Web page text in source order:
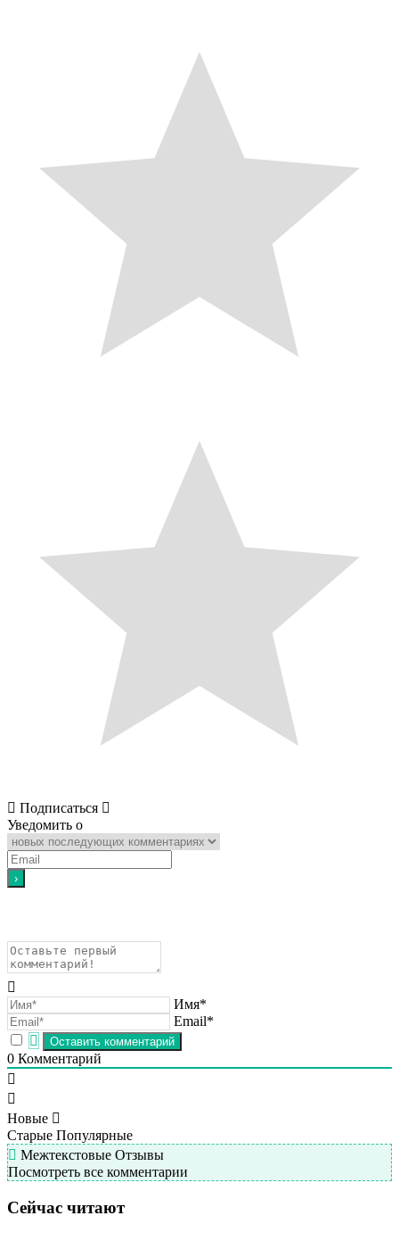
Подписаться
Уведомить о
Имя*
Email*
0 Комментарий
Новые
Старые Популярные
Межтекстовые Отзывы
Посмотреть все комментарии
Сейчас читают